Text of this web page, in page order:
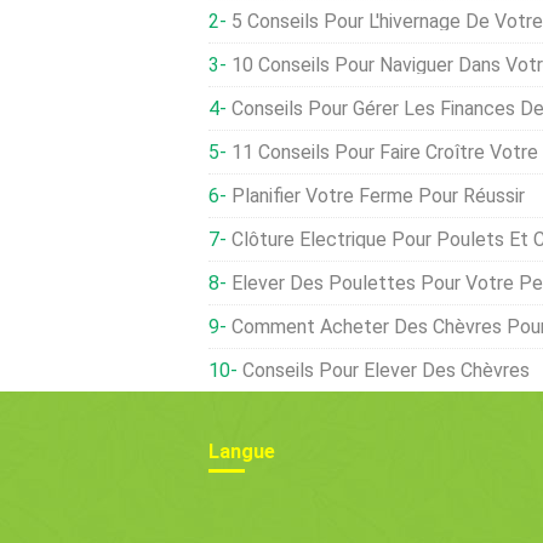
5 Conseils Pour L'hivernage De
10 Conseils Pour Naviguer Dans Votre
Conseils Pour Gérer Les Finances
11 Conseils Pour Faire Croître Votre
Planifier Votre Ferme Pour Réussir
Clôture Électrique Pour Poulets Et
Élever Des Poulettes Pour Votre
Comment Acheter Des Chèvres
Conseils Pour Élever Des Chèvres
Langue